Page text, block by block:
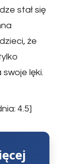
stał się
że
lęki.
4.5]